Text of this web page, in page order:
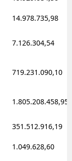
14.978.735,98
7.126.304,54
719.231.090,10
1.805.208.458,95
351.512.916,19
1.049.628,60